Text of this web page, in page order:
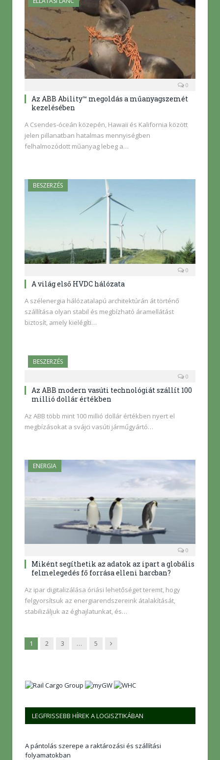
0
Az ABB Ability™ megoldás a műanyagszemét
kezelésében
A Csendes-óceán közepén, Hawaii és Kalifornia között
jelen pillanatban hatalmas mennyiségben
felhalmozódott műanyag lebeg a…
BESZERZÉS
0
A világ első HVDC hálózata
A szélenergia hálózatalapú architektúrán át történő
szállítása olyan stabil és megbízható áramellátást
biztosít, amely kielégíti…
BESZERZÉS
0
Az ABB modern vasúti technológiát szállít 100
millió dollár értékben
Az ABB több mint 100 millió dollár értékben nyert el
megbízásokat a svájci vasúti járműgyártó…
ENERGIA
0
Miként segíthetik az adatok az ipart a globális
felmelegedés fő forrása elleni harcban?
Az ipar digitalizálása óriási lehetőséget teremt, hogy
felgyorsítsuk az energiarendszereink átalakítását,
stabilizáljuk az éghajlatunkat, és…
1 2 3 … 5 Következő
LEGFRISSEBB HÍREK A LOGISZTIKÁBAN
A pántolás szerepe a raktározási és szállítási
folyamatokban